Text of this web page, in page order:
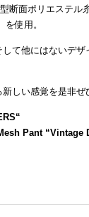
断面ポリエステル
を使用。
て他にはないデザ
しい感覚を是非ぜ
“
Pant “Vintage